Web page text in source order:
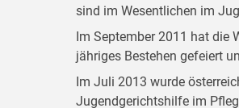
sind im Wesentlichen im
Im September 2011 hat die
jähriges Bestehen gefeiert
Im Juli 2013 wurde
Jugendgerichtshilfe im